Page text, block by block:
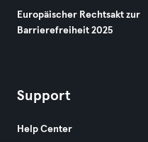
Europäischer Rechtsakt zur
Barrierefreiheit 2025
Support
Help Center